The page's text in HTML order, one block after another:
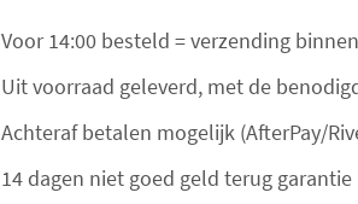
Voor 14:00 besteld = verzending
Uit voorraad geleverd, met de
Achteraf betalen mogelijk (AfterPay/
14 dagen niet goed geld terug garantie